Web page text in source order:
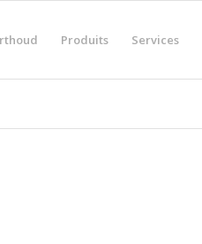
Produits Services